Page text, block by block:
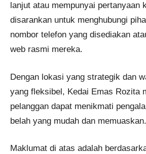
lanjut atau mempunyai pertanyaan
disarankan untuk menghubungi
nombor telefon yang disediakan
web rasmi mereka.​
Dengan lokasi yang strategik dan
yang fleksibel, Kedai Emas Rozita
pelanggan dapat menikmati
belah yang mudah dan memuaskan.​
Maklumat di atas adalah